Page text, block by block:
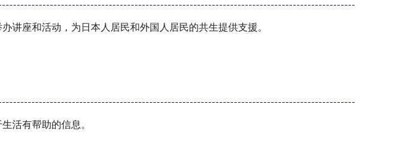
讲座和活动，为日本人居民和外国人居民的共生提供支援。
活有帮助的信息。